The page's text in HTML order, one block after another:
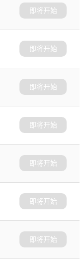
即将开始
即将开始
即将开始
即将开始
即将开始
即将开始
即将开始